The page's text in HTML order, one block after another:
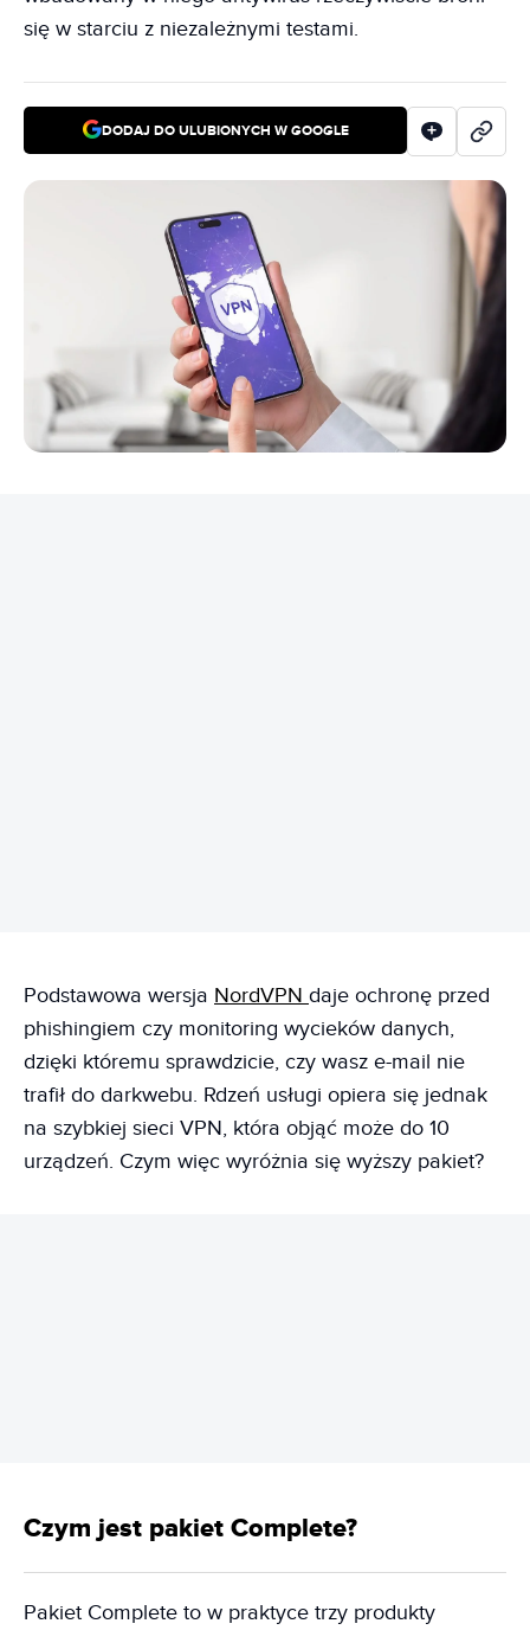
się w starciu z niezależnymi testami.
DODAJ DO ULUBIONYCH W GOOGLE
Podstawowa wersja NordVPN daje ochronę przed
phishingiem czy monitoring wycieków danych,
dzięki któremu sprawdzicie, czy wasz e-mail nie
trafił do darkwebu. Rdzeń usługi opiera się jednak
na szybkiej sieci VPN, która objąć może do 10
urządzeń. Czym więc wyróżnia się wyższy pakiet?
Czym jest pakiet Complete?
Pakiet Complete to w praktyce trzy produkty